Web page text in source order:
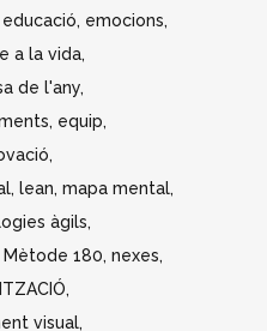
educació emocions
a la vida
de l'any
equip
lean mapa mental
àgils
Mètode 180 nexes
visual